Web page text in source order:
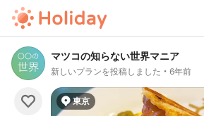
マツコの知らない世界マニア
新しいプランを投稿しました 6年前
東京